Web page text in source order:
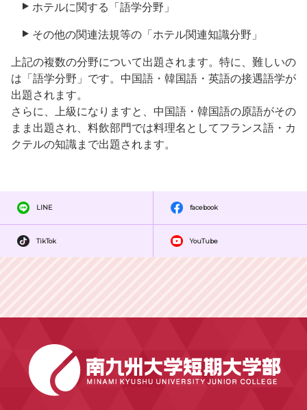
ホテルに関する「語学分野」
その他の関連法規等の「ホテル関連知識分野」
上記の複数の分野について出題されます。特に、難しいの
は「語学分野」です。中国語・韓国語・英語の接遇語学が
出題されます。
さらに、上級になりますと、中国語・韓国語の原語がその
まま出題され、料飲部門では料理名としてフランス語・カ
クテルの知識まで出題されます。
LINE facebook
TikTok YouTube